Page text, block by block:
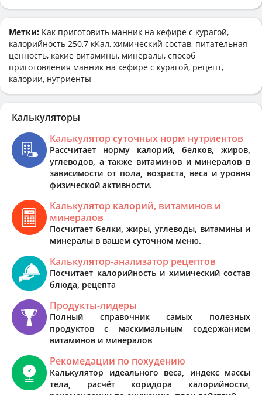
Метки: Как приготовить манник на кефире с курагой,
калорийность 250,7 кКал, химический состав, питательная
ценность, какие витамины, минералы, способ
приготовления манник на кефире с курагой, рецепт,
калории, нутриенты
Калькуляторы
Калькулятор суточных норм нутриентов
Рассчитает норму калорий, белков, жиров,
углеводов, а также витаминов и минералов в
зависимости от пола, возраста, веса и уровня
физической активности.
Калькулятор калорий, витаминов и
минералов
Посчитает белки, жиры, углеводы, витамины и
минералы в вашем суточном меню.
Калькулятор-анализатор рецептов
Посчитает калорийность и химический состав
блюда, рецепта
Продукты-лидеры
Полный справочник самых полезных
продуктов с маскимальным содержанием
витаминов и минералов
Рекомедации по похудению
Калькулятор идеального веса, индекс массы
тела, расчёт коридора калорийности,